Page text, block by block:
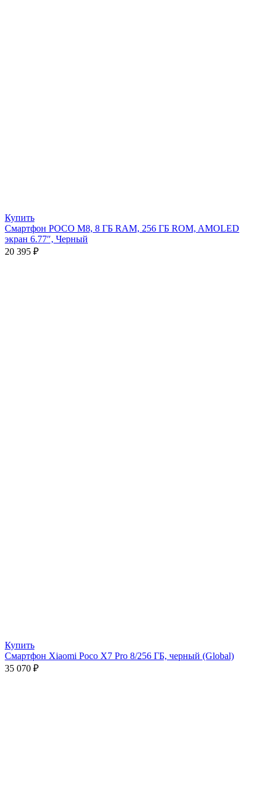
Купить
Смартфон POCO M8, 8 ГБ RAM, 256 ГБ ROM, AMOLED
экран 6.77″, Черный
20 395 ₽
Купить
Смартфон Xiaomi Poco X7 Pro 8/256 ГБ, черный (Global)
35 070 ₽